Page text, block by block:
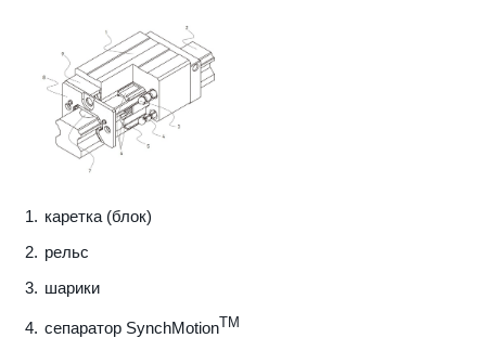
каретка (блок)
рельс
шарики
сепаратор SynchMotionTM